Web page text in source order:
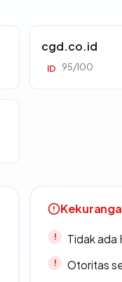
cgd.co.id
ID 95/100
Tidak ada
Otoritas